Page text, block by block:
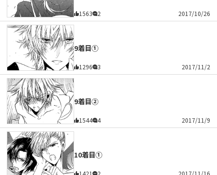
1563 2 2017/10/26
9着目①
1296 3 2017/11/2
9着目②
1544 4 2017/11/9
10着目①
1421 2 2017/11/16